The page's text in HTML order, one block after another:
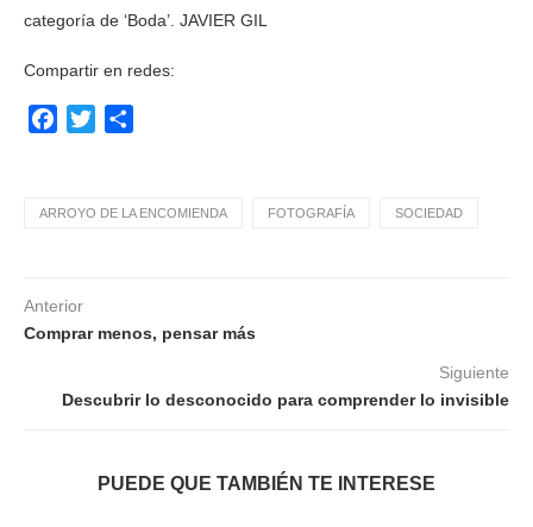
categoría de ‘Boda’. JAVIER GIL
Compartir en redes:
Facebook
Twitter
ARROYO DE LA ENCOMIENDA FOTOGRAFÍA SOCIEDAD
Anterior
Comprar menos, pensar más
Siguiente
Descubrir lo desconocido para comprender lo invisible
PUEDE QUE TAMBIÉN TE INTERESE